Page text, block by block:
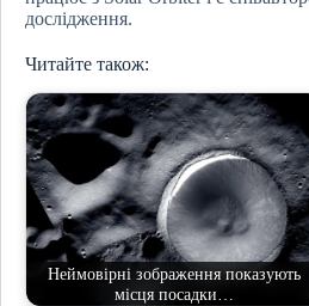
дослідження.
Читайте також:
Неймовірні зображення показують
місця посадки…